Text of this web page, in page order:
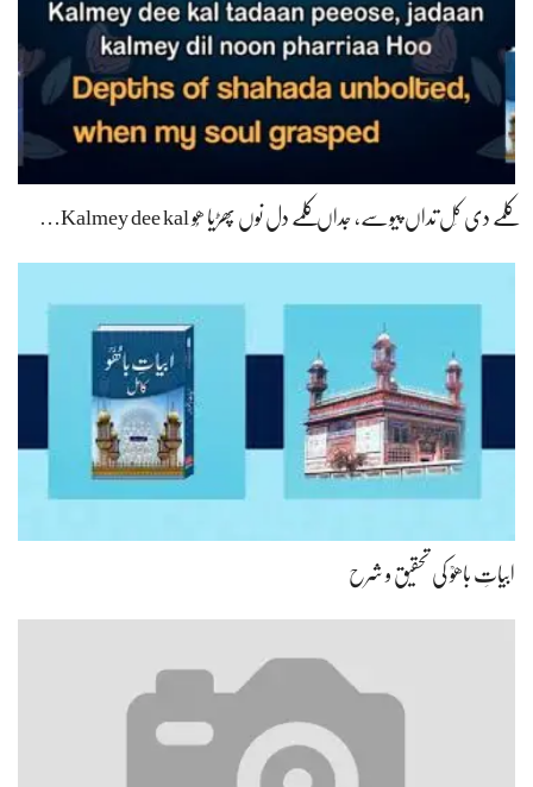
کلمے دی کَل تداں پیوسے، جداں کلمے دل نوں پھڑیا ھُو Kalmey dee kal…
ابیاتِ باھوؒ کی تحقیق و شرح